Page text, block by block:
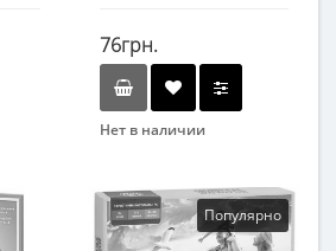
76грн.
Нет в наличии
Вид
Карточные игры
Популярно